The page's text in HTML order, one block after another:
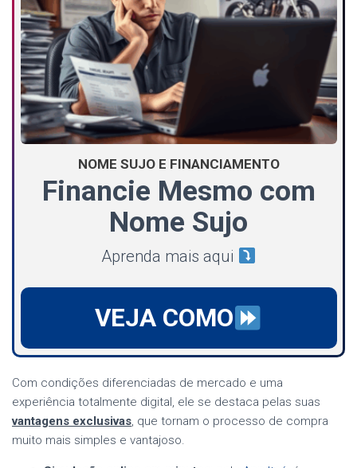
NOME SUJO E FINANCIAMENTO
Financie Mesmo com
Nome Sujo
Aprenda mais aqui
VEJA COMO
Com condições diferenciadas de mercado e uma
experiência totalmente digital, ele se destaca pelas suas
vantagens exclusivas, que tornam o processo de compra
muito mais simples e vantajoso.